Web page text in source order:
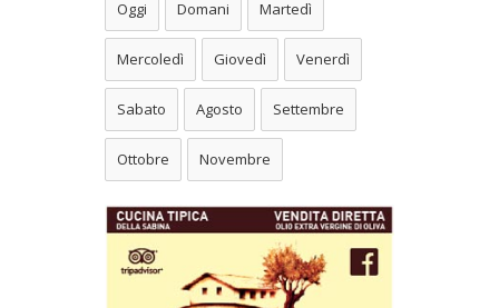
Oggi Domani Martedì
Mercoledì Giovedì Venerdì
Sabato Agosto Settembre
Ottobre Novembre